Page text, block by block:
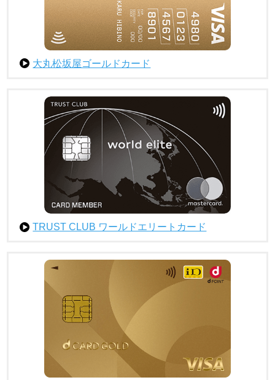
大丸松坂屋ゴールドカード
TRUST CLUB ワールドエリートカード